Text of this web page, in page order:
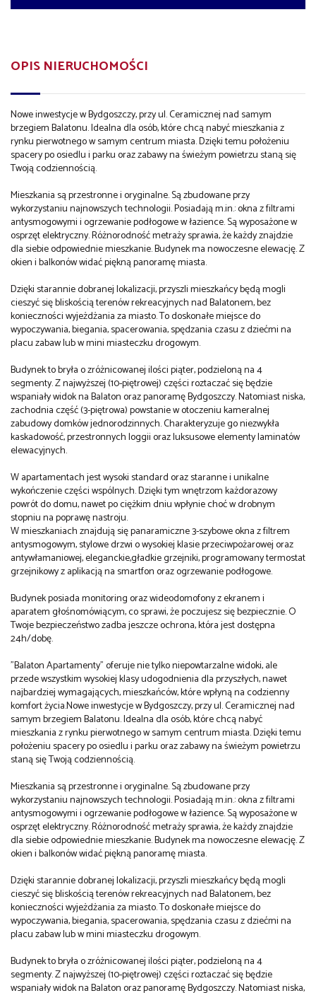
OPIS NIERUCHOMOŚCI
Nowe inwestycje w Bydgoszczy, przy ul. Ceramicznej nad samym
brzegiem Balatonu. Idealna dla osób, które chcą nabyć mieszkania z
rynku pierwotnego w samym centrum miasta. Dzięki temu położeniu
spacery po osiedlu i parku oraz zabawy na świeżym powietrzu staną się
Twoją codziennością.
Mieszkania są przestronne i oryginalne. Są zbudowane przy
wykorzystaniu najnowszych technologii. Posiadają m.in.: okna z filtrami
antysmogowymi i ogrzewanie podłogowe w łazience. Są wyposażone w
osprzęt elektryczny. Różnorodność metraży sprawia, że każdy znajdzie
dla siebie odpowiednie mieszkanie. Budynek ma nowoczesne elewację. Z
okien i balkonów widać piękną panoramę miasta.
Dzięki starannie dobranej lokalizacji, przyszli mieszkańcy będą mogli
cieszyć się bliskością terenów rekreacyjnych nad Balatonem, bez
konieczności wyjeżdżania za miasto. To doskonałe miejsce do
wypoczywania, biegania, spacerowania, spędzania czasu z dziećmi na
placu zabaw lub w mini miasteczku drogowym.
Budynek to bryła o zróżnicowanej ilości piąter, podzieloną na 4
segmenty. Z najwyższej (10-piętrowej) części roztaczać się będzie
wspaniały widok na Balaton oraz panoramę Bydgoszczy. Natomiast niska,
zachodnia część (3-piętrowa) powstanie w otoczeniu kameralnej
zabudowy domków jednorodzinnych. Charakteryzuje go niezwykła
kaskadowość, przestronnych loggii oraz luksusowe elementy laminatów
elewacyjnych.
W apartamentach jest wysoki standard oraz staranne i unikalne
wykończenie części wspólnych. Dzięki tym wnętrzom każdorazowy
powrót do domu, nawet po ciężkim dniu wpłynie choć w drobnym
stopniu na poprawę nastroju.
W mieszkaniach znajdują się panaramiczne 3-szybowe okna z filtrem
antysmogowym, stylowe drzwi o wysokiej klasie przeciwpożarowej oraz
antywłamaniowej, eleganckie,gładkie grzejniki, programowany termostat
grzejnikowy z aplikacją na smartfon oraz ogrzewanie podłogowe.
Budynek posiada monitoring oraz wideodomofony z ekranem i
aparatem głośnomówiącym, co sprawi, że poczujesz się bezpiecznie. O
Twoje bezpieczeństwo zadba jeszcze ochrona, która jest dostępna
24h/dobę.
"Balaton Apartamenty" oferuje nie tylko niepowtarzalne widoki, ale
przede wszystkim wysokiej klasy udogodnienia dla przyszłych, nawet
najbardziej wymagających, mieszkańców, które wpłyną na codzienny
komfort życia.Nowe inwestycje w Bydgoszczy, przy ul. Ceramicznej nad
samym brzegiem Balatonu. Idealna dla osób, które chcą nabyć
mieszkania z rynku pierwotnego w samym centrum miasta. Dzięki temu
położeniu spacery po osiedlu i parku oraz zabawy na świeżym powietrzu
staną się Twoją codziennością.
Mieszkania są przestronne i oryginalne. Są zbudowane przy
wykorzystaniu najnowszych technologii. Posiadają m.in.: okna z filtrami
antysmogowymi i ogrzewanie podłogowe w łazience. Są wyposażone w
osprzęt elektryczny. Różnorodność metraży sprawia, że każdy znajdzie
dla siebie odpowiednie mieszkanie. Budynek ma nowoczesne elewację. Z
okien i balkonów widać piękną panoramę miasta.
Dzięki starannie dobranej lokalizacji, przyszli mieszkańcy będą mogli
cieszyć się bliskością terenów rekreacyjnych nad Balatonem, bez
konieczności wyjeżdżania za miasto. To doskonałe miejsce do
wypoczywania, biegania, spacerowania, spędzania czasu z dziećmi na
placu zabaw lub w mini miasteczku drogowym.
Budynek to bryła o zróżnicowanej ilości piąter, podzieloną na 4
segmenty. Z najwyższej (10-piętrowej) części roztaczać się będzie
wspaniały widok na Balaton oraz panoramę Bydgoszczy. Natomiast niska,